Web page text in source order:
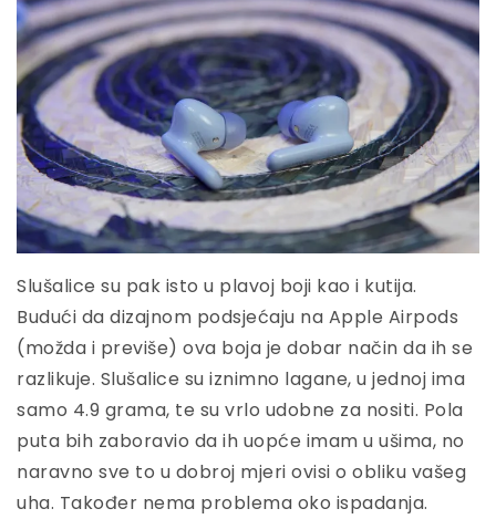
Slušalice su pak isto u plavoj boji kao i kutija.
Budući da dizajnom podsjećaju na Apple Airpods
(možda i previše) ova boja je dobar način da ih se
razlikuje. Slušalice su iznimno lagane, u jednoj ima
samo 4.9 grama, te su vrlo udobne za nositi. Pola
puta bih zaboravio da ih uopće imam u ušima, no
naravno sve to u dobroj mjeri ovisi o obliku vašeg
uha. Također nema problema oko ispadanja.